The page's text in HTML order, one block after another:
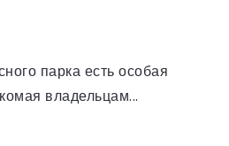
парка есть особая
владельцам...